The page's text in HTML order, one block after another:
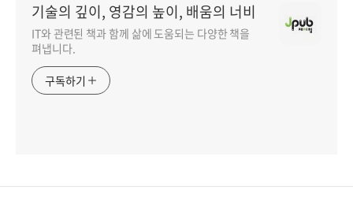
기술의 깊이, 영감의 높이, 배움의 너비
IT와 관련된 책과 함께 삶에 도움되는 다양한 책을
펴냅니다.
구독하기